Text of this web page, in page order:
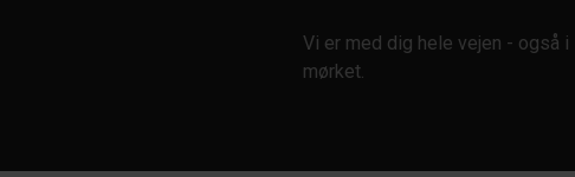
Vi er med dig hele vejen - også i
mørket.